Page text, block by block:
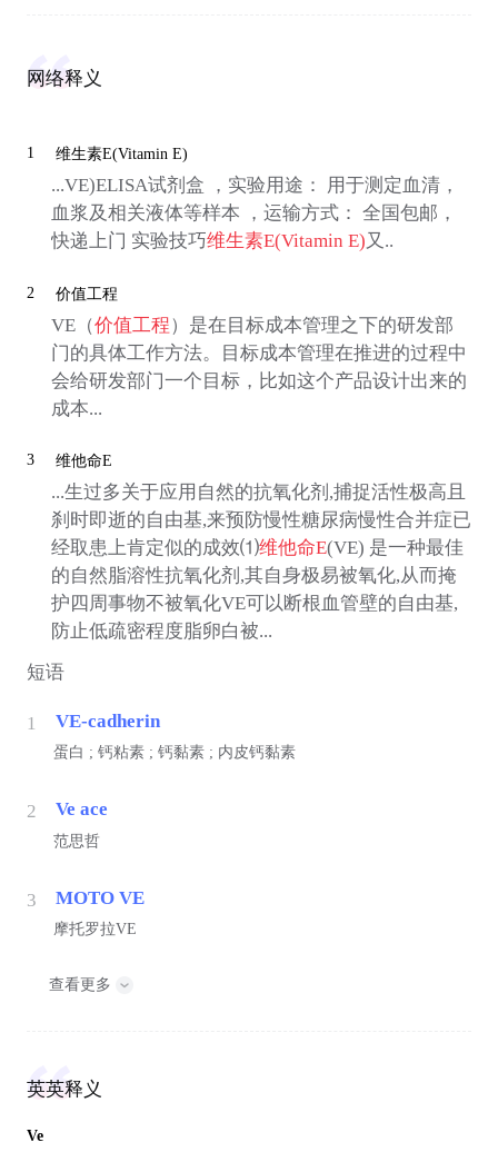
网络释义
1 维生素E(Vitamin E)
...VE)ELISA试剂盒 ，实验用途： 用于测定血清，
血浆及相关液体等样本 ，运输方式： 全国包邮，
快递上门 实验技巧维生素E(Vitamin E)又..
2 价值工程
VE（价值工程）是在目标成本管理之下的研发部
门的具体工作方法。目标成本管理在推进的过程中
会给研发部门一个目标，比如这个产品设计出来的
成本...
3 维他命E
...生过多关于应用自然的抗氧化剂,捕捉活性极高且
刹时即逝的自由基,来预防慢性糖尿病慢性合并症已
经取患上肯定似的成效⑴维他命E(VE) 是一种最佳
的自然脂溶性抗氧化剂,其自身极易被氧化,从而掩
护四周事物不被氧化VE可以断根血管壁的自由基,
防止低疏密程度脂卵白被...
短语
1 VE-cadherin
蛋白 ; 钙粘素 ; 钙黏素 ; 内皮钙黏素
2 Ve ace
范思哲
3 MOTO VE
摩托罗拉VE
查看更多
英英释义
Ve